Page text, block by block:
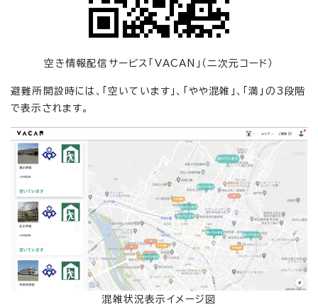
空き情報配信サービス「VACAN」（二次元コード）
避難所開設時には、「空いています」、「やや混雑」、「満」の3段階
で表示されます。
混雑状況表示イメージ図